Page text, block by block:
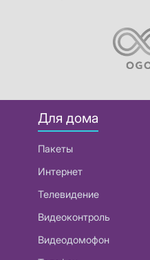
Для дома
Пакеты
Интернет
Телевидение
Видеоконтроль
Видеодомофон